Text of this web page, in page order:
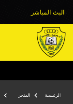
البث المباشر
الرئيسية المتجر